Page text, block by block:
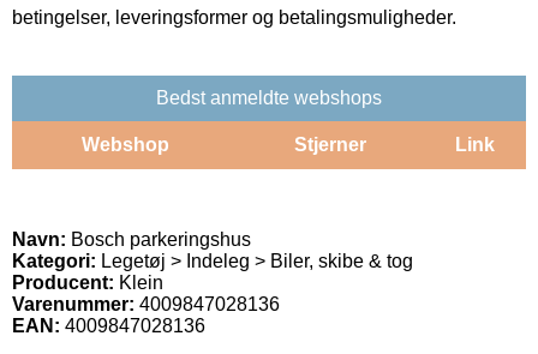
betingelser, leveringsformer og betalingsmuligheder.
Bedst anmeldte webshops
Webshop Stjerner Link
Navn: Bosch parkeringshus
Kategori: Legetøj > Indeleg > Biler, skibe & tog
Producent: Klein
Varenummer: 4009847028136
EAN: 4009847028136